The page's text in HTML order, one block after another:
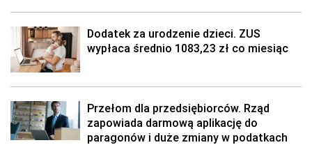
Dodatek za urodzenie dzieci. ZUS
wypłaca średnio 1083,23 zł co miesiąc
Przełom dla przedsiębiorców. Rząd
zapowiada darmową aplikację do
paragonów i duże zmiany w podatkach